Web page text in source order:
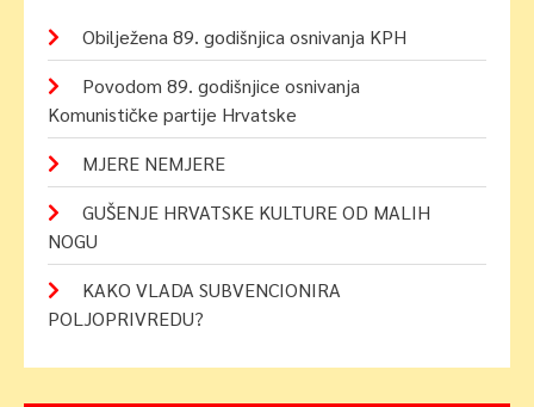
Obilježena 89. godišnjica osnivanja KPH
Povodom 89. godišnjice osnivanja
Komunističke partije Hrvatske
MJERE NEMJERE
GUŠENJE HRVATSKE KULTURE OD MALIH
NOGU
KAKO VLADA SUBVENCIONIRA
POLJOPRIVREDU?